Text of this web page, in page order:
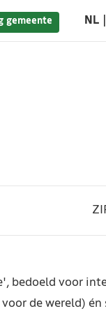
gemeente NL
bedoeld voor
de wereld)